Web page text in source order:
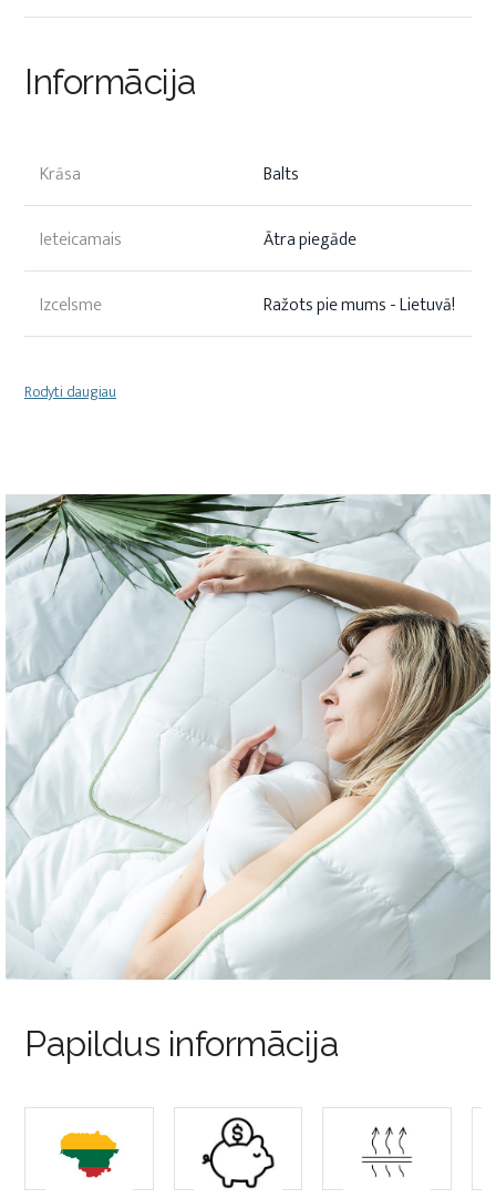
Informācija
Krāsa Balts
Ieteicamais Ātra piegāde
Izcelsme Ražots pie mums - Lietuvā!
Rodyti daugiau
Papildus informācija